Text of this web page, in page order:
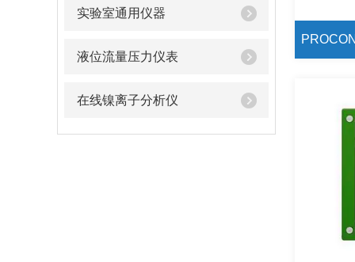
实验室通用仪器
液位流量压力仪表
在线镍离子分析仪